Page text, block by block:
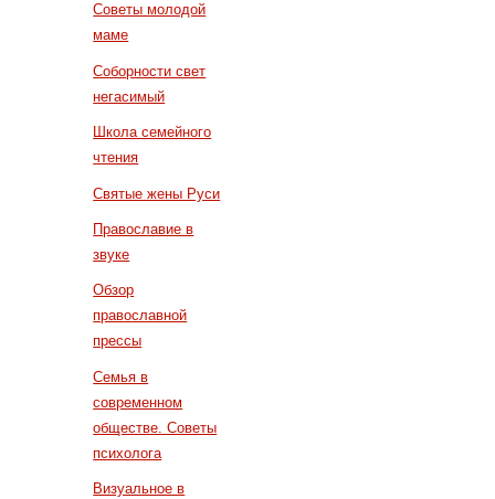
Советы молодой
маме
Соборности свет
негасимый
Школа семейного
чтения
Святые жены Руси
Православие в
звуке
Обзор
православной
прессы
Семья в
современном
обществе. Советы
психолога
Визуальное в